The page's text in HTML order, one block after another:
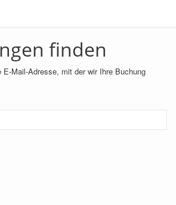
finden
E-Mail-Adresse, mit der wir Ihre Buchung